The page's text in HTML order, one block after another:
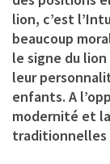
lion, c’est
beaucoup
le signe du
leur
enfants. A
modernité et
traditionnelles